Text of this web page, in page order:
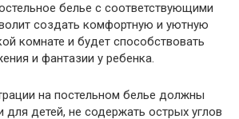
белье с соответствующими
создать комфортную и уютную
комнате и будет способствовать
и фантазии у ребенка.
на постельном белье должны
детей, не содержать острых углов